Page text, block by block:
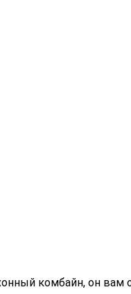
комбайн, он вам